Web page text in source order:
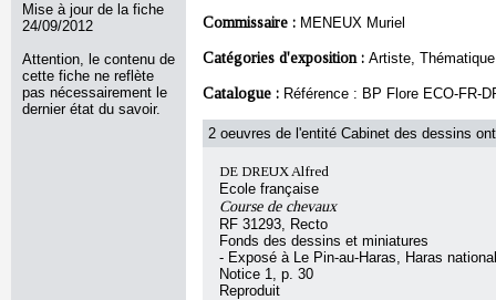
Mise à jour de la fiche
24/09/2012
Attention, le contenu de
cette fiche ne reflète
pas nécessairement le
dernier état du savoir.
Commissaire : MENEUX Muriel
Catégories d'exposition : Artiste, Thématique
Catalogue : Référence : BP Flore ECO-FR-
2 oeuvres de l'entité Cabinet des dessins
DE DREUX Alfred
Ecole française
Course de chevaux
RF 31293, Recto
Fonds des dessins et miniatures
- Exposé à Le Pin-au-Haras, Haras
Notice 1, p. 30
Reproduit